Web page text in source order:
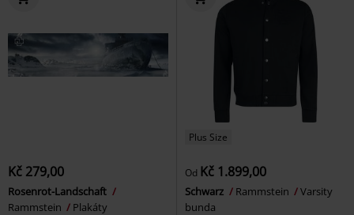
Kč 279,00
Rosenrot-Landschaft
Rammstein
Plakáty
Plus Size
Od Kč 1.899,00
Schwarz Rammstein
Varsity
bunda